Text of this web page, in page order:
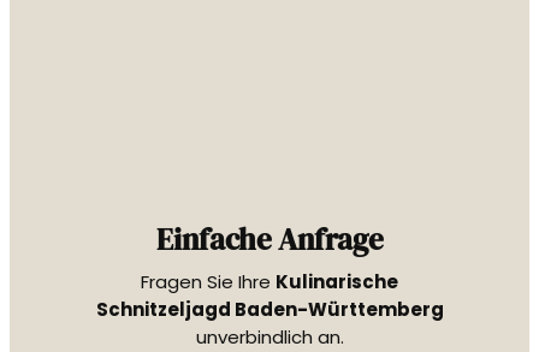
Einfache Anfrage
Fragen Sie Ihre Kulinarische
Schnitzeljagd Baden-Württemberg
unverbindlich an.